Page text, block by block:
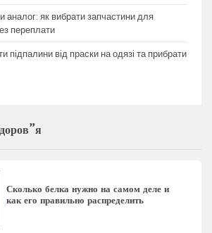
аналог: як вибрати запчастини для
переплати
підпалини від праски на одязі та прибрати
Сколько белка нужно на самом деле и
как его правильно распределить